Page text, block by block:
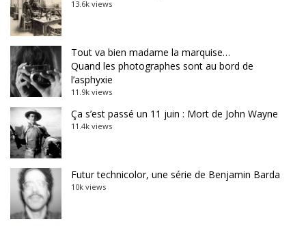
13.6k views
Tout va bien madame la marquise…
Quand les photographes sont au bord de
l’asphyxie
11.9k views
Ça s’est passé un 11 juin : Mort de John Wayne
11.4k views
Futur technicolor, une série de Benjamin Barda
10k views